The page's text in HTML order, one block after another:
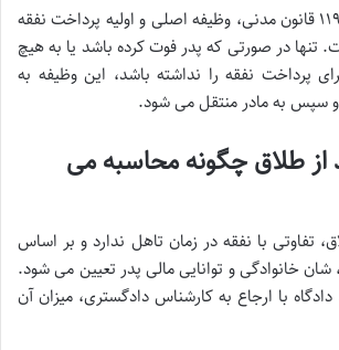
خیر، بر اساس ماده ۱۱۹۹ قانون مدنی، وظیفه اصلی و اولیه پرداخت نفقه
تنها در صورتی که پدر فوت کرده باشد یا به هیچ
پرداخت نفقه را نداشته باشد، این وظیفه به
و سپس به مادر منتقل می شود.
از طلاق چگونه محاسبه می
تفاوتی با نفقه در زمان تاهل ندارد و بر اساس
شان خانوادگی و توانایی مالی پدر تعیین می شود.
با ارجاع به کارشناس دادگستری، میزان آن